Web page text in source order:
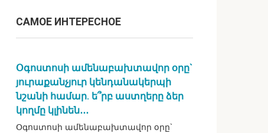
САМОЕ ИНТЕРЕСНОЕ
Օգոստոսի ամենաբախտավոր օրը`
յուրաքանչյուր կենդանակերպի
նշանի համար. ե՞րբ աստղերը ձեր
կողմը կլինեն․․․
Օգոստոսի ամենաբախտավոր օրը`